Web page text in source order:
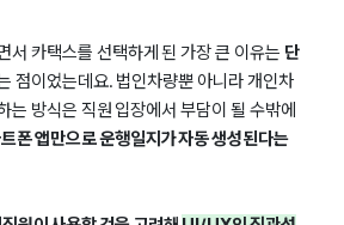
서 카택스를 선택하게 된 가장 큰 이유는 단
점이었는데요. 법인차량뿐 아니라 개인차
는 방식은 직원 입장에서 부담이 될 수밖에
폰 앱만으로 운행일지가 자동 생성된다는